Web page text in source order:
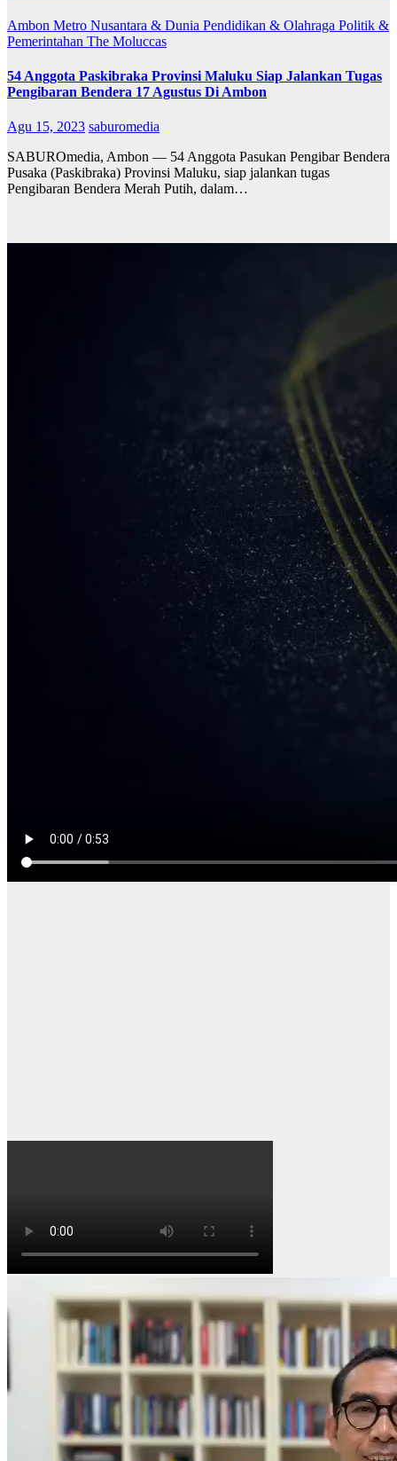
Ambon Metro Nusantara & Dunia Pendidikan & Olahraga Politik &
Pemerintahan The Moluccas
54 Anggota Paskibraka Provinsi Maluku Siap Jalankan Tugas
Pengibaran Bendera 17 Agustus Di Ambon
Agu 15, 2023 saburomedia
SABUROmedia, Ambon — 54 Anggota Pasukan Pengibar Bendera
Pusaka (Paskibraka) Provinsi Maluku, siap jalankan tugas
Pengibaran Bendera Merah Putih, dalam…